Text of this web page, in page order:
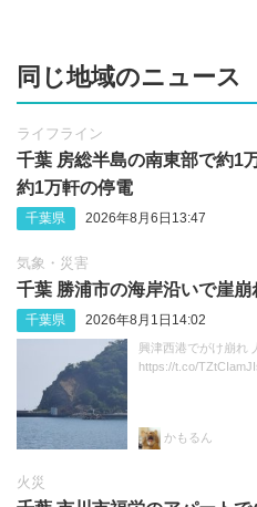
同じ地域のニュース
ライフライン
千葉 房総半島の南東部で約1
約1万軒の停電
千葉県 2026年8月6日13:47
気象・災害
千葉 勝浦市の海岸沿いで崖崩
千葉県 2026年8月1日14:02
興津西港でがけ崩れ
https://t.co/
かもるん
火災